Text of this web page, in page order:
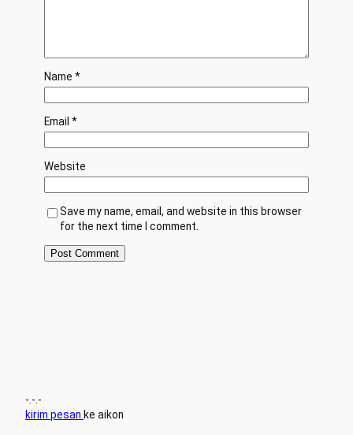
Name *
Email *
Website
Save my name, email, and website in this browser
for the next time I comment.
-.-.-
kirim pesan ke aikon